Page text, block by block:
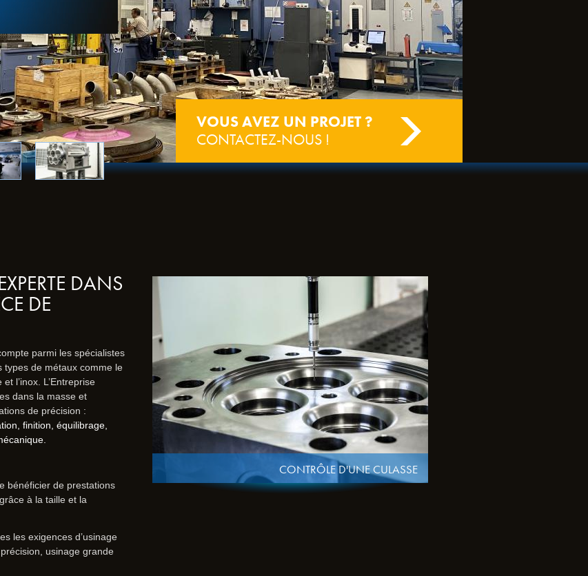
VOUS AVEZ UN PROJET ?
CONTACTEZ-NOUS !
DANS
DE
parmi les spécialistes
types de métaux comme le
l’inox. L’Entreprise
dans la masse et
de précision :
finition, équilibrage,
bénéficier de prestations
à la taille et la
les exigences d’usinage
usinage grande
CONTRÔLE D'UNE CULASSE